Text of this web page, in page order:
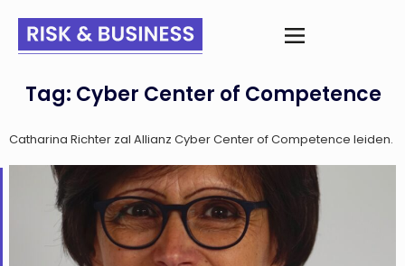
Tag: Cyber Center of Competence
Catharina Richter zal Allianz Cyber Center of Competence leiden.